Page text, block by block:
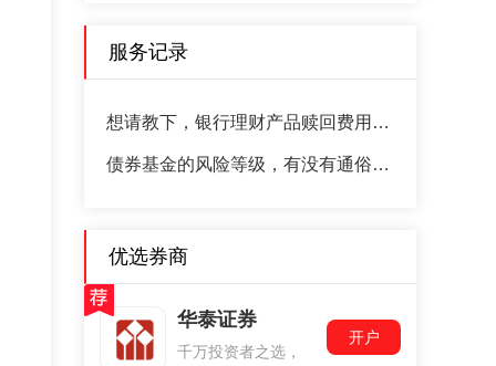
服务记录
想请教下，银行理财产品赎回费用是怎么计算的对不
债券基金的风险等级，有没有通俗易懂的解释
优选券商
华泰证券
千万投资者之选，
开户